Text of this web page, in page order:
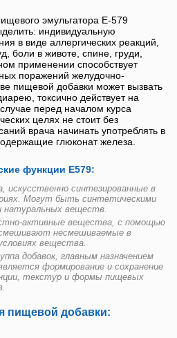
эмульгатора Е-579
индивидуальную
в виде аллергических реакций,
боли в животе, спине, груди,
применении способствует
поражений желудочно-
пищевой добавки может вызвать
токсично действует на
перед началом курса
целях не стоит без
врача начинать употреблять в
глюконат железа
функции Е579:
искусственно синтезированные в
Могут быть синтетическими
натуральных веществ.
активные вещества, с помощью
несмешиваемые в
вещества.
добавок, главным назначением
формирование и сохранение
текстур и формы пищевых
пищевой добавки: